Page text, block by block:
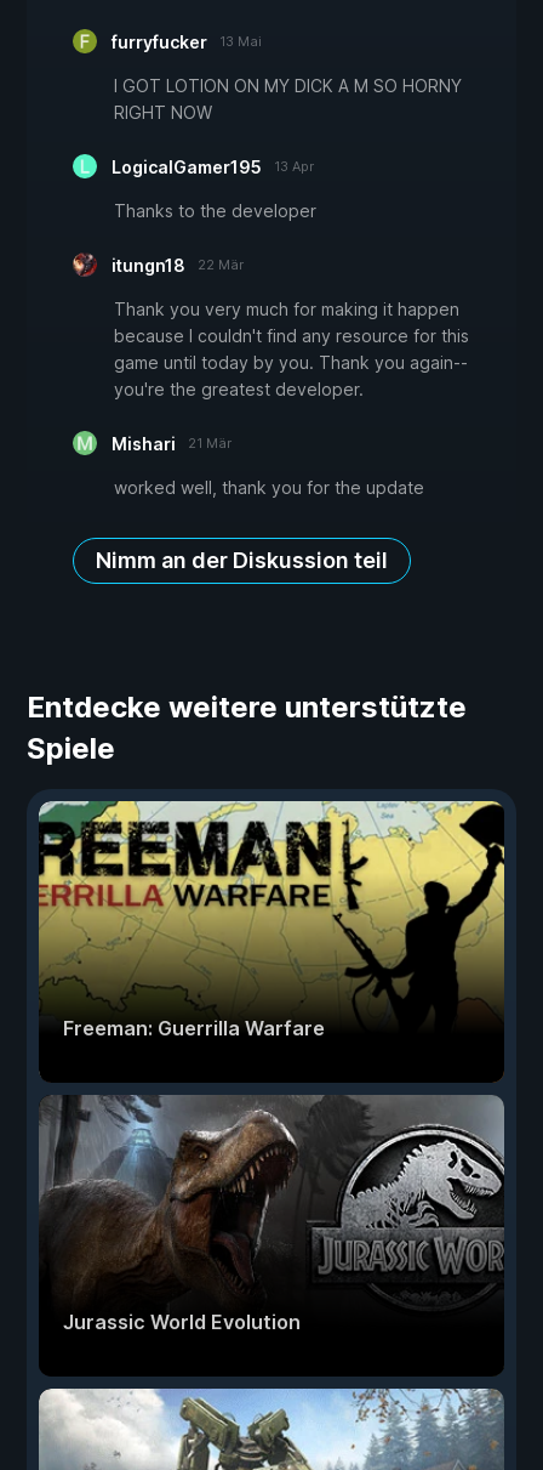
furryfucker 13 Mai
I GOT LOTION ON MY DICK A M SO HORNY
RIGHT NOW
LogicalGamer195 13 Apr
Thanks to the developer
itungn18 22 Mär
Thank you very much for making it happen
because I couldn't find any resource for this
game until today by you. Thank you again--
you're the greatest developer.
Mishari 21 Mär
worked well, thank you for the update
Nimm an der Diskussion teil
Entdecke weitere unterstützte
Spiele
Freeman: Guerrilla Warfare
Jurassic World Evolution